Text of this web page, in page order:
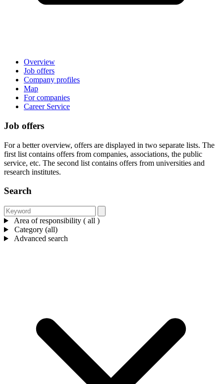
Overview
Job offers
Company profiles
Map
For companies
Career Service
Job offers
For a better overview, offers are displayed in two separate lists. The
first list contains offers from companies, associations, the public
service, etc. The second list contains offers from universities and
research institutes.
Search
Area of responsibility ( all )
Category (all)
Advanced search